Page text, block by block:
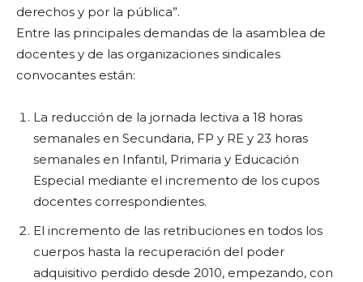
derechos y por la pública”.
Entre las principales demandas de la asamblea de
docentes y de las organizaciones sindicales
convocantes están:
La reducción de la jornada lectiva a 18 horas
semanales en Secundaria, FP y RE y 23 horas
semanales en Infantil, Primaria y Educación
Especial mediante el incremento de los cupos
docentes correspondientes.
El incremento de las retribuciones en todos los
cuerpos hasta la recuperación del poder
adquisitivo perdido desde 2010, empezando, con